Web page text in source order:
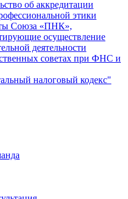
об аккредитации
этики
Союза «ПНК»,
осуществление
деятельности
советах при ФНС и
налоговый кодекс"